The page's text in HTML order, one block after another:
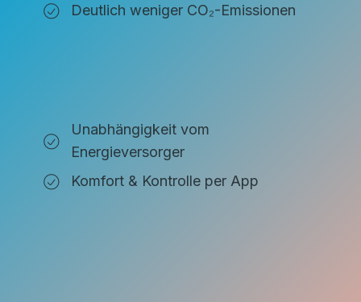
Deutlich weniger CO₂-Emissionen
Unabhängigkeit vom
Energieversorger
Komfort & Kontrolle per App